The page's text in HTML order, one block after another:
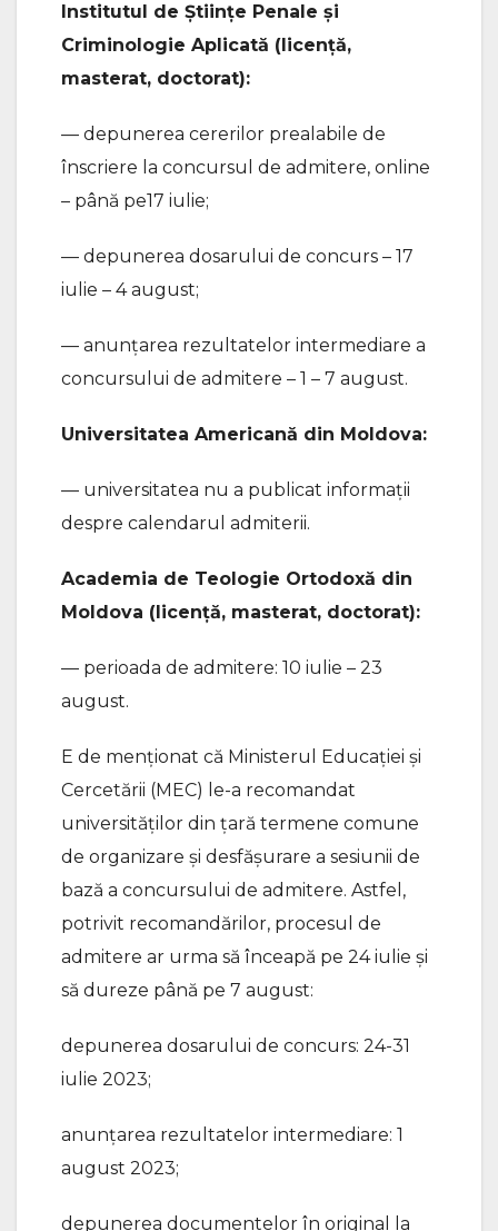
Institutul de Științe Penale și
Criminologie Aplicată (licență,
masterat, doctorat):
— depunerea cererilor prealabile de
înscriere la concursul de admitere, online
– până pe17 iulie;
— depunerea dosarului de concurs – 17
iulie – 4 august;
— anunțarea rezultatelor intermediare a
concursului de admitere – 1 – 7 august.
Universitatea Americană din Moldova:
— universitatea nu a publicat informații
despre calendarul admiterii.
Academia de Teologie Ortodoxă din
Moldova (licență, masterat, doctorat):
— perioada de admitere: 10 iulie – 23
august.
E de menționat că Ministerul Educației și
Cercetării (MEC) le-a recomandat
universităților din țară termene comune
de organizare și desfășurare a sesiunii de
bază a concursului de admitere. Astfel,
potrivit recomandărilor, procesul de
admitere ar urma să înceapă pe 24 iulie și
să dureze până pe 7 august:
depunerea dosarului de concurs: 24-31
iulie 2023;
anunțarea rezultatelor intermediare: 1
august 2023;
depunerea documentelor în original la